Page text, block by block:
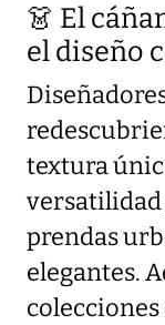
👗 El
el diseño
textura
versatilidad
prendas
elegantes.